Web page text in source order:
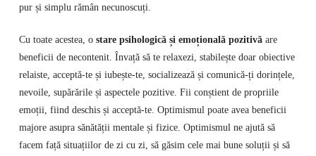
pur și simplu rămân necunoscuți.
Cu toate acestea, o stare psihologică și emoțională pozitivăare
beneficii de necontenit. Învață să te relaxezi, stabilește doar obiective
relaiste, acceptă-te și iubește-te, socializează și comunică-ți dorințele,
nevoile, supărările și aspectele pozitive. Fii conștient de propriile
emoții, fiind deschis și acceptă-te. Optimismul poate avea beneficii
majore asupra sănătății mentale și fizice. Optimismul ne ajută să
facem față situațiilor de zi cu zi, să găsim cele mai bune soluții și să